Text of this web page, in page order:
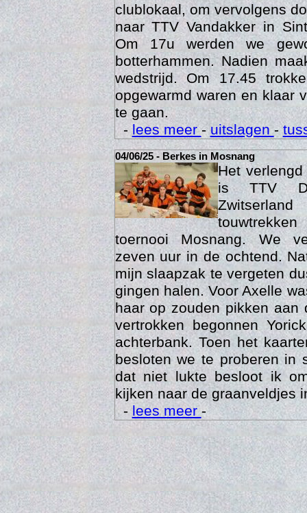
clublokaal, om vervolgens
naar TTV Vandakker in
Om 17u werden we
botterhammen. Nadien
wedstrijd. Om 17.45
opgewarmd waren en klaar
te gaan.
-lees meer-uitslagen-
04/06/25 - Berkes in Mosnang
Het
is TTV
toernooi Mosnang. We
zeven uur in de ochtend.
mijn slaapzak te vergeten
gingen halen. Voor Axelle
haar op zouden pikken aan
vertrokken begonnen
achterbank. Toen het
besloten we te proberen in
dat niet lukte besloot ik
kijken naar de graanveldjes
-lees meer-